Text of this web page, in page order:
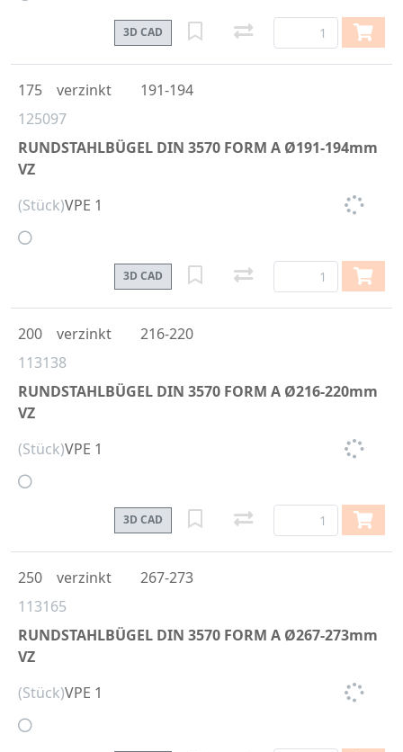
3D CAD
125097
RUNDSTAHLBÜGEL DIN 3570 FORM A Ø191-194mm
VZ
175 verzinkt 191-194
(Stück)VPE 1
3D CAD
113138
RUNDSTAHLBÜGEL DIN 3570 FORM A Ø216-220mm
VZ
200 verzinkt 216-220
(Stück)VPE 1
3D CAD
113165
RUNDSTAHLBÜGEL DIN 3570 FORM A Ø267-273mm
VZ
250 verzinkt 267-273
(Stück)VPE 1